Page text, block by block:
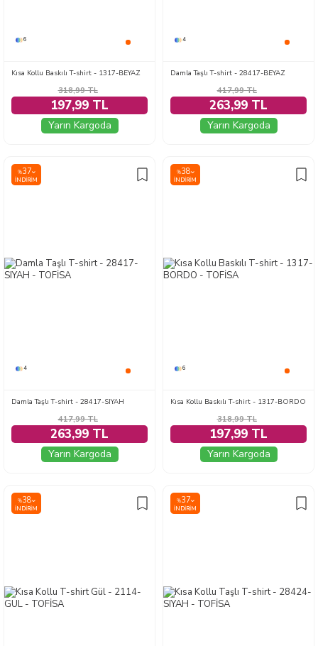
6
Kısa Kollu Baskılı T-shirt - 1317-BEYAZ
318,99TL
197,99 TL
Yarın Kargoda
4
Damla Taşlı T-shirt - 28417-BEYAZ
417,99TL
263,99 TL
Yarın Kargoda
%37
İNDIRIM
4
Damla Taşlı T-shirt - 28417-SIYAH
417,99TL
263,99 TL
Yarın Kargoda
%38
İNDIRIM
6
Kısa Kollu Baskılı T-shirt - 1317-BORDO
318,99TL
197,99 TL
Yarın Kargoda
%38
İNDIRIM
%37
İNDIRIM